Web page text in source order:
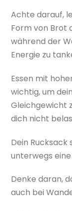
Achte darauf,
Form von Brot
während der
Energie zu
Essen mit
wichtig, um
Gleichgewicht
dich nicht
Dein Rucksack
unterwegs
Denke daran,
auch bei